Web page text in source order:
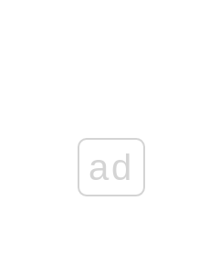
ad